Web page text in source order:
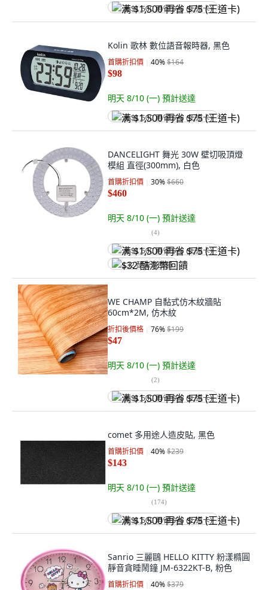
满 $1,500 再省 $75 (王道卡)
Kolin 歌林 數位語音報時器, 黑色
首購折扣價 40%$164
$98
明天 8/10 (一) 預計送達
满 $1,500 再省 $75 (王道卡)
DANCELIGHT 舞光 30W 壁切吸頂燈
模組 直徑(300mm), 白色
首購折扣價 30%$660
$460
明天 8/10 (一) 預計送達
(4)
满 $1,500 再省 $75 (王道卡)
$32 酷澎幣回饋
WE CHAMP 自黏式仿木紋牆貼
60cm*2M, 仿木紋
折扣後價格 76%$199
$47
明天 8/10 (一) 預計送達
(2)
满 $1,500 再省 $75 (王道卡)
comet 多用途人造皮貼, 黑色
首購折扣價 40%$239
$143
明天 8/10 (一) 預計送達
(174)
满 $1,500 再省 $75 (王道卡)
Sanrio 三麗鷗 HELLO KITTY 粉漾橢圓
靜音貪睡鬧鐘 JM-6322KT-B, 粉色
首購折扣價 40%$379